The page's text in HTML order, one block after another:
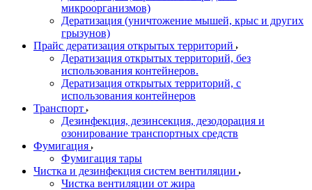
микроорганизмов)
Дератизация (уничтожение мышей, крыс и других
грызунов)
Прайс дератизация открытых территорий
Дератизация открытых территорий, без
использования контейнеров.
Дератизация открытых территорий, с
использования контейнеров
Транспорт
Дезинфекция, дезинсекция, дезодорация и
озонирование транспортных средств
Фумигация
Фумигация тары
Чистка и дезинфекция систем вентиляции
Чистка вентиляции от жира